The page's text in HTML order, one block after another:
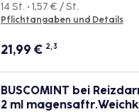
14 St. • 1,57 € / St.
Pflichtangaben und Details
21,99 € 2, 3
BUSCOMINT bei
2 ml